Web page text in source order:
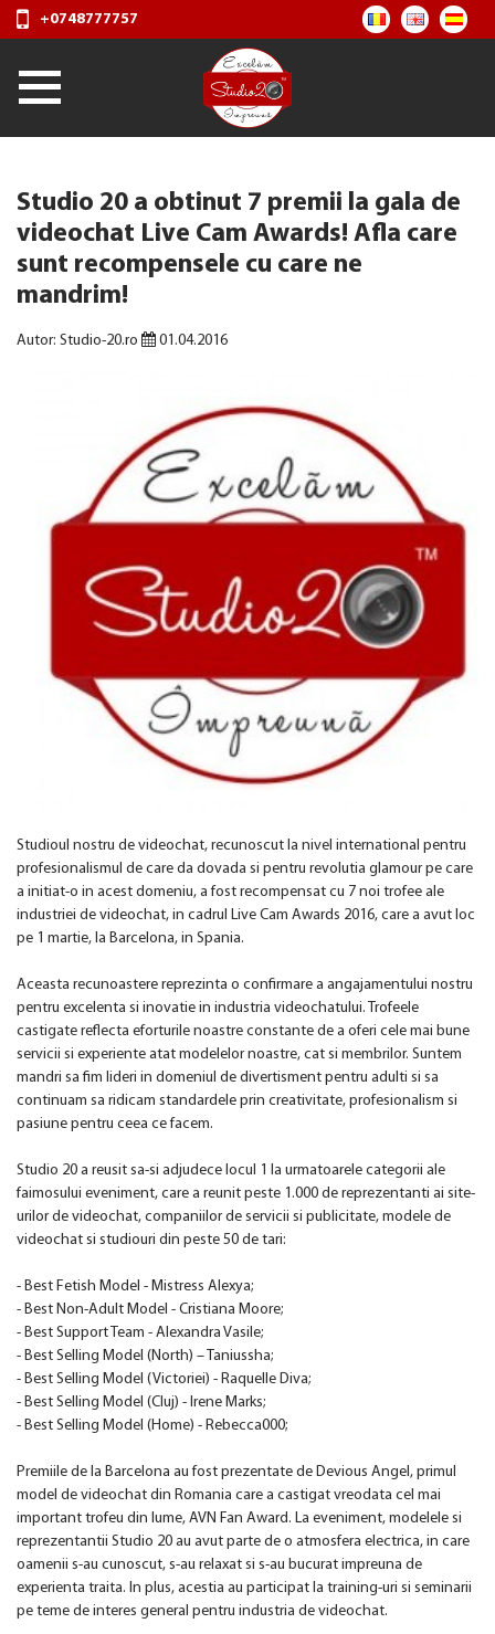
+0748777757
Studio 20 a obtinut 7 premii la gala de
videochat Live Cam Awards! Afla care
sunt recompensele cu care ne
mandrim!
Autor: Studio-20.ro 01.04.2016
Studioul nostru de videochat, recunoscut la nivel international pentru
profesionalismul de care da dovada si pentru revolutia glamour pe care
a initiat-o in acest domeniu, a fost recompensat cu 7 noi trofee ale
industriei de videochat, in cadrul Live Cam Awards 2016, care a avut loc
pe 1 martie, la Barcelona, in Spania.
Aceasta recunoastere reprezinta o confirmare a angajamentului nostru
pentru excelenta si inovatie in industria videochatului. Trofeele
castigate reflecta eforturile noastre constante de a oferi cele mai bune
servicii si experiente atat modelelor noastre, cat si membrilor. Suntem
mandri sa fim lideri in domeniul de divertisment pentru adulti si sa
continuam sa ridicam standardele prin creativitate, profesionalism si
pasiune pentru ceea ce facem.
Studio 20 a reusit sa-si adjudece locul 1 la urmatoarele categorii ale
faimosului eveniment, care a reunit peste 1.000 de reprezentanti ai site-
urilor de videochat, companiilor de servicii si publicitate, modele de
videochat si studiouri din peste 50 de tari:
- Best Fetish Model - Mistress Alexya;
- Best Non-Adult Model - Cristiana Moore;
- Best Support Team - Alexandra Vasile;
- Best Selling Model (North) – Taniussha;
- Best Selling Model (Victoriei) - Raquelle Diva;
- Best Selling Model (Cluj) - Irene Marks;
- Best Selling Model (Home) - Rebecca000;
Premiile de la Barcelona au fost prezentate de Devious Angel, primul
model de videochat din Romania care a castigat vreodata cel mai
important trofeu din lume, AVN Fan Award. La eveniment, modelele si
reprezentantii Studio 20 au avut parte de o atmosfera electrica, in care
oamenii s-au cunoscut, s-au relaxat si s-au bucurat impreuna de
experienta traita. In plus, acestia au participat la training-uri si seminarii
pe teme de interes general pentru industria de videochat.